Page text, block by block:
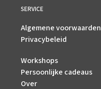
SERVICE
Algemene voorwaarden
Privacybeleid
Workshops
Persoonlijke cadeaus
Over